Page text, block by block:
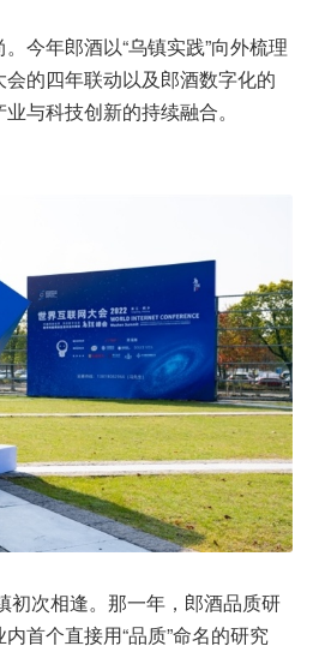
今年郎酒以“乌镇实践”向外梳理
的四年联动以及郎酒数字化的
与科技创新的持续融合。
初次相逢。那一年，郎酒品质研
首个直接用“品质”命名的研究